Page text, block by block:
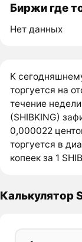
Биржи где
Нет данных
К
торгуется на
течение
(SHIBKING)
0,000022
торгуется в
копеек за 1
Калькулятор